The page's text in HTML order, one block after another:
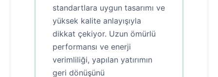
standartlara uygun tasarımı ve
yüksek kalite anlayışıyla
dikkat çekiyor. Uzun ömürlü
performansı ve enerji
verimliliği, yapılan yatırımın
geri dönüşünü